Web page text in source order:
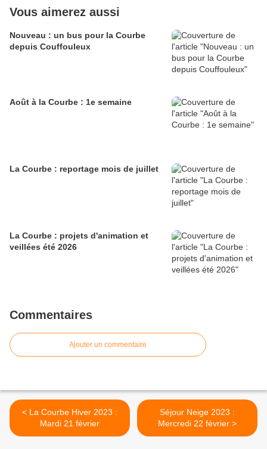
Vous aimerez aussi
Nouveau : un bus pour la Courbe
depuis Couffouleux
Août à la Courbe : 1e semaine
La Courbe : reportage mois de juillet
La Courbe : projets d'animation et
veillées été 2026
Commentaires
Ajouter un commentaire
< La Courbe Hiver 2023 :
Mardi 21 février
Séjour Neige 2023 :
Mercredi 22 février >